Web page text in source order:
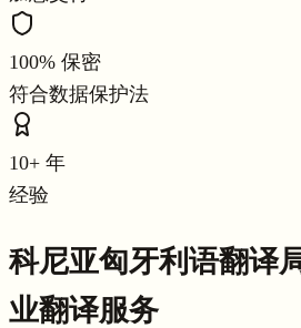
100% 保密
符合数据保护法
10+ 年
经验
科尼亚匈牙利语翻
业翻译服务